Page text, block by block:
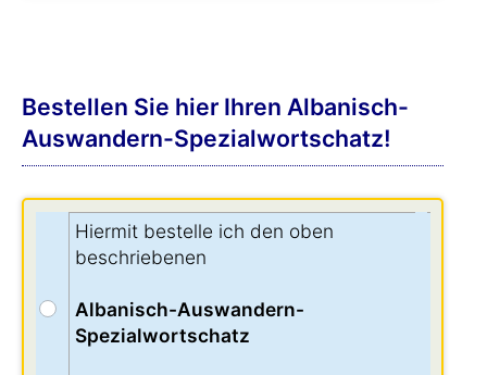
Bestellen Sie hier Ihren Albanisch-
Auswandern-Spezialwortschatz!
Hiermit bestelle ich den oben
beschriebenen
Albanisch-Auswandern-
Spezialwortschatz